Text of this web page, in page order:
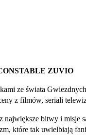
ZUVIO
ze świata
z filmów, seriali
bitwy i
które tak uwielbiają